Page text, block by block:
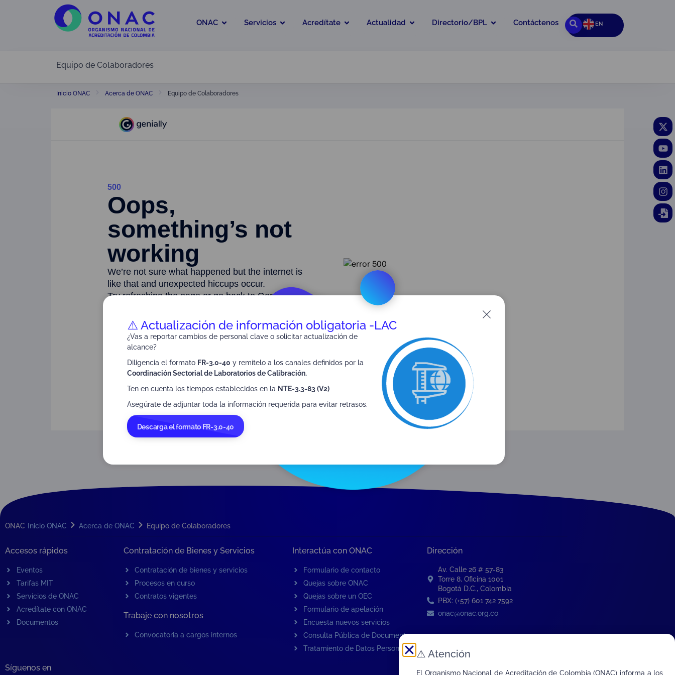
ONAC Servicios Acredítate Actualidad Directorio/BPL Contáctenos EN
Equipo de Colaboradores
Inicio ONAC Acerca de ONAC Equipo de Colaboradores
ONAC Inicio ONAC Acerca de ONAC Equipo de Colaboradores
Accesos rápidos
Eventos
Tarifas MIT
Servicios de ONAC
Acredítate con ONAC
Documentos
Contratación de Bienes y Servicios
Contratación de bienes y servicios
Procesos en curso
Contratos vigentes
Trabaje con nosotros
Convocatoria a cargos internos
Interactúa con ONAC
Formulario de contacto
Quejas sobre ONAC
Quejas sobre un OEC
Formulario de apelación
Encuesta nuevos servicios
Consulta Pública de Documentos
Tratamiento de Datos Personales
Dirección
Av. Calle 26 # 57-83
Torre 8, Oficina 1001
Bogotá D.C., Colombia
PBX: (+57) 601 742 7592
onac@onac.org.co
Síguenos en
⚠️ Actualización de información obligatoria -LAC
¿Vas a reportar cambios de personal clave o solicitar actualización de
alcance?
Diligencia el formato FR-3.0-40 y remítelo a los canales definidos por la
Coordinación Sectorial de Laboratorios de Calibración.
Ten en cuenta los tiempos establecidos en la NTE-3.3-83 (V2)
Asegúrate de adjuntar toda la información requerida para evitar retrasos.
Descarga el formato FR-3.0-40
⚠️ Atención
El Organismo Nacional de Acreditación de Colombia (ONAC) informa a los